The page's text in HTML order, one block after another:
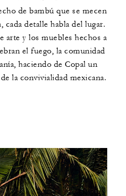
de bambú que se mecen
cada detalle habla del lugar.
arte y los muebles hechos a
el fuego, la comunidad
haciendo de Copal un
la convivialidad mexicana.